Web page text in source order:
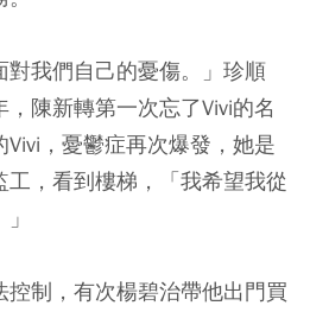
我們自己的憂傷。」珍順
陳新轉第一次忘了Vivi的名
，憂鬱症再次爆發，她是
，看到樓梯，「我希望我從
制，有次楊碧治帶他出門買